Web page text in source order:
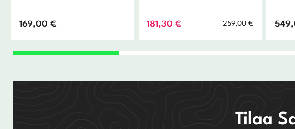
169,00 € 259,00€
181,30 €
Nykyinen
Tilaa